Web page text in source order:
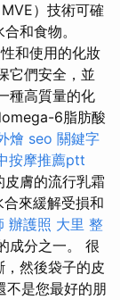
）技術可確
和食物。
和使用的化妝
它們安全，並
種高質量的化
6脂肪酸
燴 seo 關鍵字
按摩推薦ptt
膚的流行乳霜
來緩解受損和
辦護照 大里 整
成分之一。 很
然後袋子的皮
不是您最好的朋